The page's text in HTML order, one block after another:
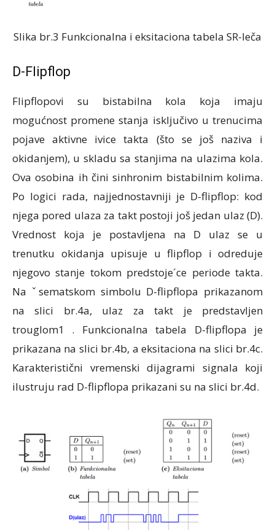
Slika br.3 Funkcionalna i eksitaciona tabela SR-leča
D-Flipflop
Flipflopovi su bistabilna kola koja imaju
mogućnost promene stanja isključivo u trenucima
pojave aktivne ivice takta (što se još naziva i
okidanjem), u skladu sa stanjima na ulazima kola.
Ova osobina ih čini sinhronim bistabilnim kolima.
Po logici rada, najjednostavniji je D-flipflop: kod
njega pored ulaza za takt postoji još jedan ulaz (D).
Vrednost koja je postavljena na D ulaz se u
trenutku okidanja upisuje u flipflop i odreduje
njegovo stanje tokom predstoje´ce periode takta.
Na ˇsematskom simbolu D-flipflopa prikazanom
na slici br.4a, ulaz za takt je predstavljen
trouglom1 . Funkcionalna tabela D-flipflopa je
prikazana na slici br.4b, a eksitaciona na slici br.4c.
Karakteristični vremenski dijagrami signala koji
ilustruju rad D-flipflopa prikazani su na slici br.4d.